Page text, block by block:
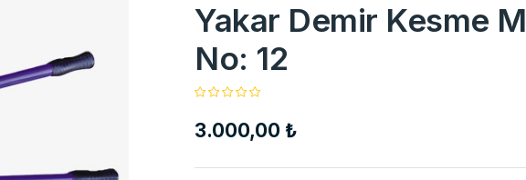
Yakar Demir Kesme
No: 12
3.000,00 ₺